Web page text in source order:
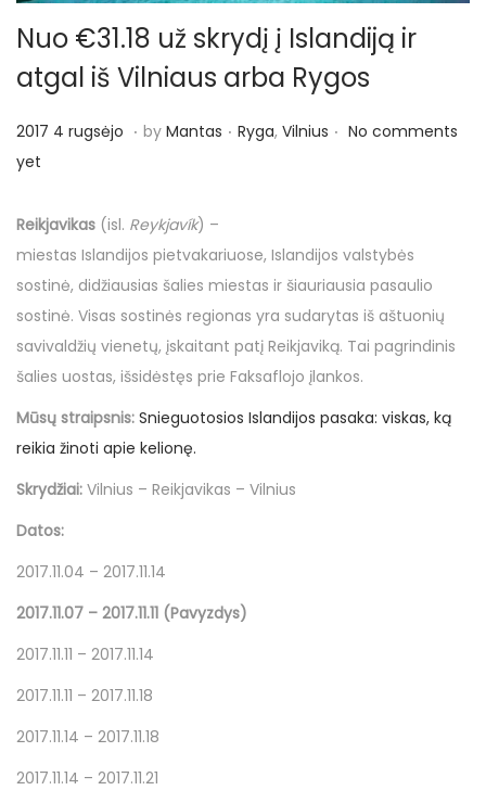
n
Nuo €31.18 už skrydį į Islandiją ir
atgal iš Vilniaus arba Rygos
P
o
t
e
d
o
n
2017 4 rugsėjo 2
7
4
r
u
g
s
. by Mantas . P
e
d
i
n
Ryga, Vilnius . No comments
yet
Reikjavikas (isl. Reykjavík) –
miestas Islandijos pietvakariuose, Islandijos valstybės
sostinė, didžiausias šalies miestas ir šiauriausia pasaulio
sostinė. Visas sostinės regionas yra sudarytas iš aštuonių
savivaldžių vienetų, įskaitant patį Reikjaviką. Tai pagrindinis
šalies uostas, išsidėstęs prie Faksaflojo įlankos.
Mūsų straipsnis: Snieguotosios Islandijos pasaka: viskas, ką
reikia žinoti apie kelionę.
Skrydžiai: Vilnius – Reikjavikas – Vilnius
Datos:
2017.11.04 – 2017.11.14
2017.11.07 – 2017.11.11 (Pavyzdys)
2017.11.11 – 2017.11.14
2017.11.11 – 2017.11.18
2017.11.14 – 2017.11.18
2017.11.14 – 2017.11.21